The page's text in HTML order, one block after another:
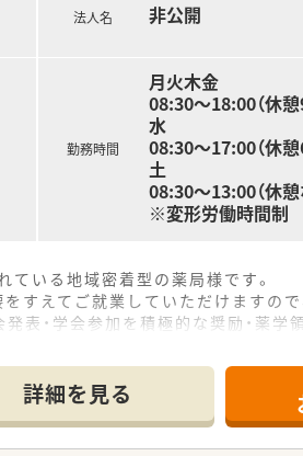
法人名 非公開
勤務時間
月火木金
08:30～18:00（休憩
水
08:30～17:00（休憩
土
08:30～13:00（休憩
※変形労働時間制
いる地域密着型の薬局様です。
すえてご就業していただけますので
表・学会参加を積極的な奨励・薬
詳細を見る